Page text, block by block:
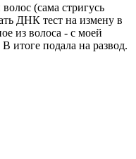
(сама стригусь
ДНК тест на измену в
из волоса - с моей
подала на развод.